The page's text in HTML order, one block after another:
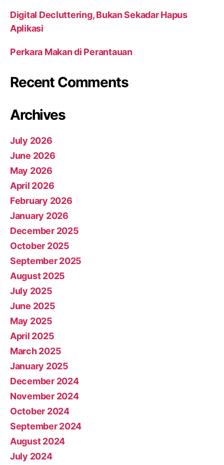
Digital Decluttering, Bukan Sekadar Hapus
Aplikasi
Perkara Makan di Perantauan
Recent Comments
Archives
July 2026
June 2026
May 2026
April 2026
February 2026
January 2026
December 2025
October 2025
September 2025
August 2025
July 2025
June 2025
May 2025
April 2025
March 2025
January 2025
December 2024
November 2024
October 2024
September 2024
August 2024
July 2024